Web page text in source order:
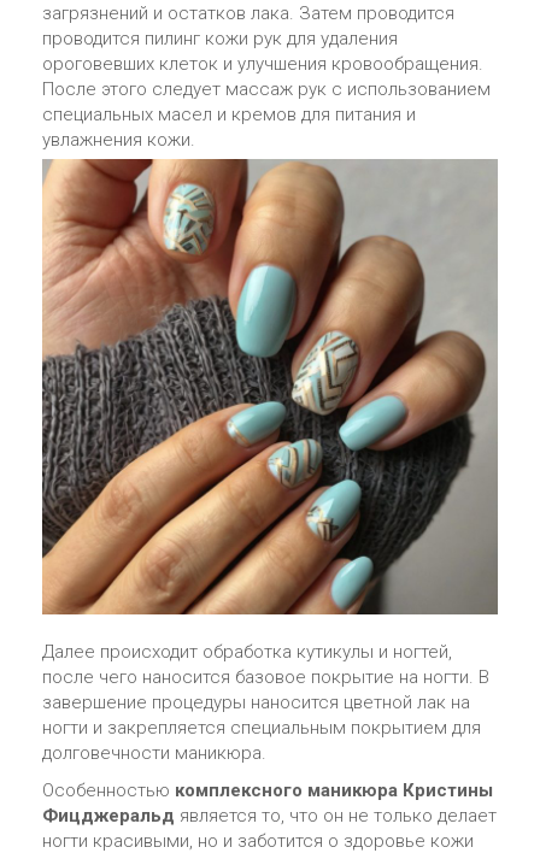
загрязнений и остатков лака. Затем проводится
проводится пилинг кожи рук для удаления
ороговевших клеток и улучшения кровообращения.
После этого следует массаж рук с использованием
специальных масел и кремов для питания и
увлажнения кожи.
Далее происходит обработка кутикулы и ногтей,
после чего наносится базовое покрытие на ногти. В
завершение процедуры наносится цветной лак на
ногти и закрепляется специальным покрытием для
долговечности маникюра.
Особенностью комплексного маникюра Кристины
Фицджеральд является то, что он не только делает
ногти красивыми, но и заботится о здоровье кожи